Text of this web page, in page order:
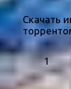
Скачать
1